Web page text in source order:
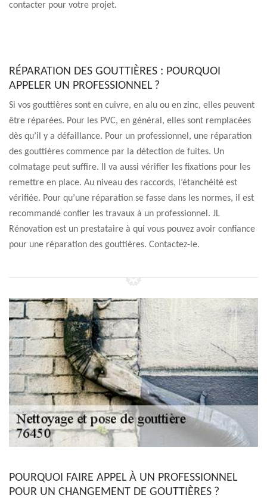
contacter pour votre projet.
RÉPARATION DES GOUTTIÈRES : POURQUOI
APPELER UN PROFESSIONNEL ?
Si vos gouttières sont en cuivre, en alu ou en zinc, elles peuvent
être réparées. Pour les PVC, en général, elles sont remplacées
dès qu’il y a défaillance. Pour un professionnel, une réparation
des gouttières commence par la détection de fuites. Un
colmatage peut suffire. Il va aussi vérifier les fixations pour les
remettre en place. Au niveau des raccords, l’étanchéité est
vérifiée. Pour qu’une réparation se fasse dans les normes, il est
recommandé confier les travaux à un professionnel. JL
Rénovation est un prestataire à qui vous pouvez avoir confiance
pour une réparation des gouttières. Contactez-le.
POURQUOI FAIRE APPEL À UN PROFESSIONNEL
POUR UN CHANGEMENT DE GOUTTIÈRES ?